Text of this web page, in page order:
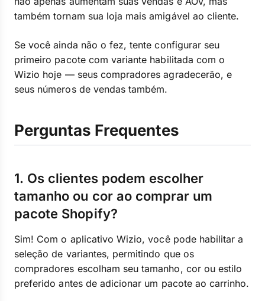
também tornam sua loja mais amigável ao cliente.
Se você ainda não o fez, tente configurar seu
primeiro pacote com variante habilitada com o
Wizio hoje — seus compradores agradecerão, e
seus números de vendas também.
Perguntas Frequentes
1. Os clientes podem escolher
tamanho ou cor ao comprar um
pacote Shopify?
Sim! Com o aplicativo Wizio, você pode habilitar a
seleção de variantes, permitindo que os
compradores escolham seu tamanho, cor ou estilo
preferido antes de adicionar um pacote ao carrinho.